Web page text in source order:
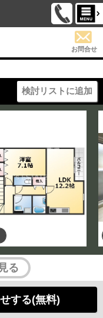
お問合せ
検討リストに追加
る
する(無料)